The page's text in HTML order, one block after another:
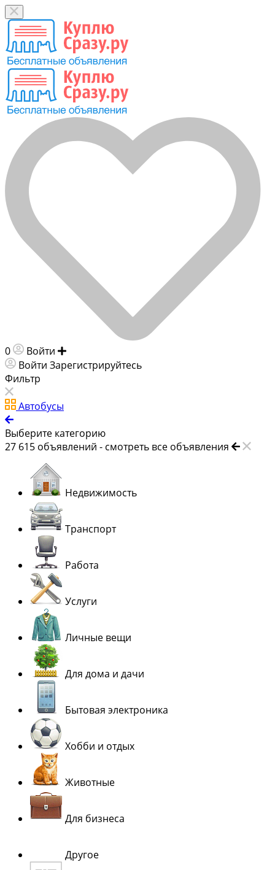
0 Войти
Войти Зарегистрируйтесь
Фильтр
Автобусы
Выберите категорию
27 615 объявлений - смотреть все объявления
Недвижимость
Транспорт
Работа
Услуги
Личные вещи
Для дома и дачи
Бытовая электроника
Хобби и отдых
Животные
Для бизнеса
Другое